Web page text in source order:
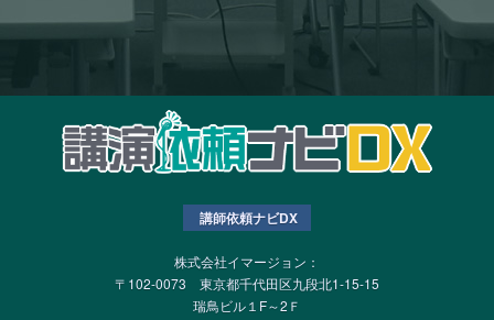
講師依頼ナビDX
株式会社イマージョン：
〒102-0073 東京都千代田区九段北1-15-15
瑞鳥ビル１F～2Ｆ